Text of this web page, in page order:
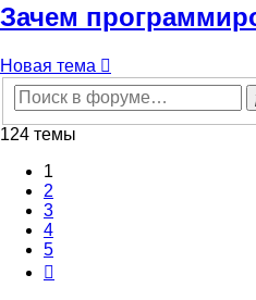
Зачем
Новая тема
124 темы
1
2
3
4
5